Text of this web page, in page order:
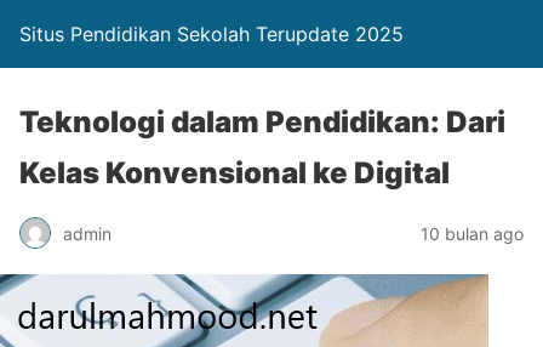
Situs Pendidikan Sekolah Terupdate 2025
Teknologi dalam Pendidikan: Dari
Kelas Konvensional ke Digital
admin 10 bulan ago